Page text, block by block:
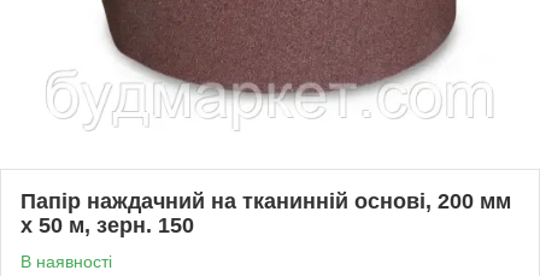
Папір наждачний на тканинній основі, 200 мм
х 50 м, зерн. 150
В наявності